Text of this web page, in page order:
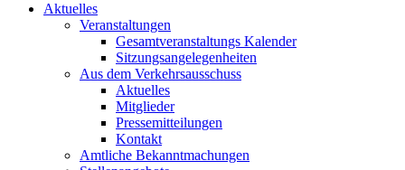
Aktuelles
Veranstaltungen
Gesamtveranstaltungs Kalender
Sitzungsangelegenheiten
Aus dem Verkehrsausschuss
Aktuelles
Mitglieder
Pressemitteilungen
Kontakt
Amtliche Bekanntmachungen